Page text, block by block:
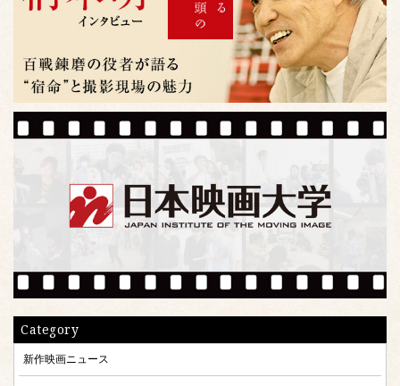
Category
新作映画ニュース